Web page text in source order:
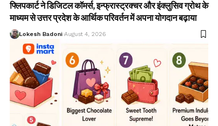
फ्लिपकार्ट ने डिजिटल कॉमर्स, इन्फ्रास्ट्रक्चर और इंक्लुसिव ग्रोथ के
माध्यम से उत्तर प्रदेश के आर्थिक परिवर्तन में अपना योगदान बढ़ाया
Lokesh Badoni August 4, 2026